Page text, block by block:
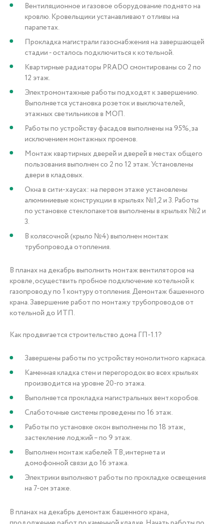
Вентиляционное и газовое оборудование поднято на
кровлю. Кровельщики устанавливают отливы на
парапетах.
Прокладка магистрали газоснабжения на завершающей
стадии - осталось подключиться к котельной.
Квартирные радиаторы PRADO смонтированы со 2 по
12 этаж.
Электромонтажные работы подходят к завершению.
Выполняется установка розеток и выключателей,
этажных светильников в МОП.
Работы по устройству фасадов выполнены на 95%, за
исключением монтажных проемов.
Монтаж квартирных дверей и дверей в местах общего
пользования выполнен со 2 по 12 этаж. Установлены
двери в кладовых.
Окна в сити-хаусах: на первом этаже установлены
алюминиевые конструкции в крыльях №1,2 и 3. Работы
по установке стеклопакетов выполнены в крыльях №2 и
3.
В колясочной (крыло №4) выполнен монтаж
трубопровода отопления.
В планах на декабрь выполнить монтаж вентиляторов на
кровле, осуществить пробное подключение котельной к
газопроводу по 1 контуру отопления. Демонтаж башенного
крана. Завершение работ по монтажу трубопроводов от
котельной до ИТП.
Как продвигается строительство дома ГП-1.1?
Завершены работы по устройству монолитного каркаса.
Каменная кладка стен и перегородок во всех крыльях
производится на уровне 20-го этажа.
Выполняется прокладка магистральных вент.коробов.
Слаботочные системы проведены по 16 этаж.
Работы по установке окон выполнены по 18 этаж,
застекление лоджий – по 9 этаж.
Выполнен монтаж кабелей ТВ, интернета и
домофонной связи до 16 этажа.
Электрики выполняют работы по прокладке освещения
на 7-ом этаже.
В планах на декабрь демонтаж башенного крана,